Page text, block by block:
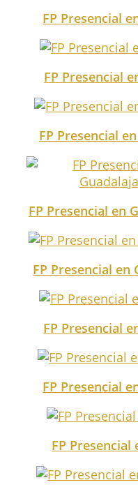
FP Presencial
FP Presencial
FP Presencial
FP Presencial en
FP Presencial en
FP Presencial
FP Presencial
FP Presencial